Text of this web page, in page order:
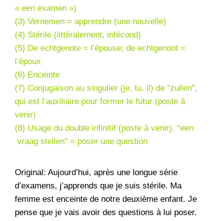
« een examen »)
(3) Vernemen = apprendre (une nouvelle)
(4) Stérile (littéralement, infécond)
(5) De echtgenote = l’épouse; de echtgenoot =
l’époux
(6) Enceinte
(7) Conjugaison au singulier (je, tu, il) de “zullen”,
qui est l’auxiliaire pour former le futur (poste à
venir)
(8) Usage du double infinitif (poste à venir). “een
vraag stellen” = poser une question
Original: Aujourd’hui, après une longue série
d’examens, j’apprends que je suis stérile. Ma
femme est enceinte de notre deuxième enfant. Je
pense que je vais avoir des questions à lui poser.